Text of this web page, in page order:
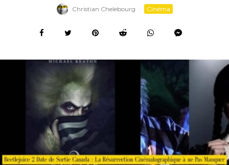
Christian Chelebourg · Cinéma